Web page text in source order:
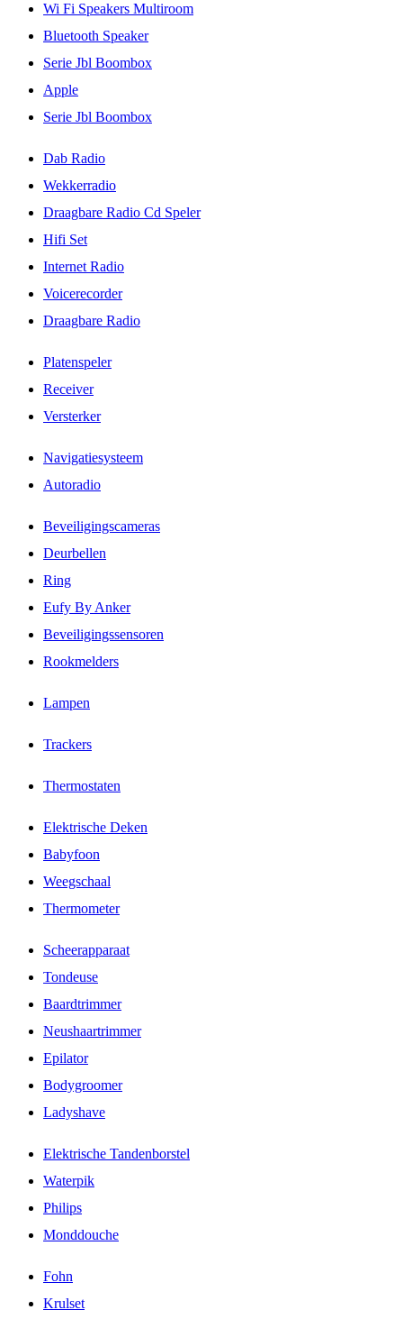
Wi Fi Speakers Multiroom
Bluetooth Speaker
Serie Jbl Boombox
Apple
Serie Jbl Boombox
Dab Radio
Wekkerradio
Draagbare Radio Cd Speler
Hifi Set
Internet Radio
Voicerecorder
Draagbare Radio
Platenspeler
Receiver
Versterker
Navigatiesysteem
Autoradio
Beveiligingscameras
Deurbellen
Ring
Eufy By Anker
Beveiligingssensoren
Rookmelders
Lampen
Trackers
Thermostaten
Elektrische Deken
Babyfoon
Weegschaal
Thermometer
Scheerapparaat
Tondeuse
Baardtrimmer
Neushaartrimmer
Epilator
Bodygroomer
Ladyshave
Elektrische Tandenborstel
Waterpik
Philips
Monddouche
Fohn
Krulset